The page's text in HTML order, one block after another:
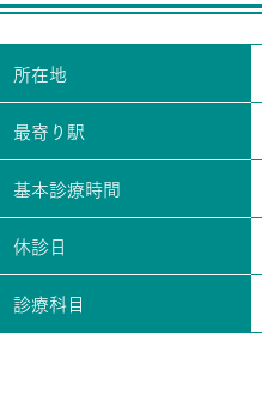
所在地
最寄り駅
基本診療時間
休診日
診療科目